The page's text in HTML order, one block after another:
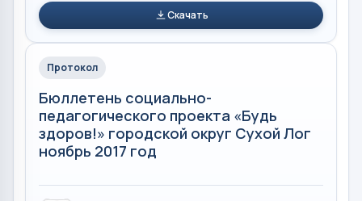
Скачать
Протокол
Бюллетень социально-
педагогического проекта «Будь
здоров!» городской округ Сухой Лог
ноябрь 2017 год